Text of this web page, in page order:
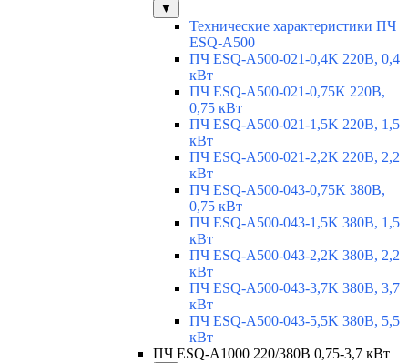
▼
Технические характеристики ПЧ
ESQ-A500
ПЧ ESQ-A500-021-0,4K 220В, 0,4
кВт
ПЧ ESQ-A500-021-0,75K 220В,
0,75 кВт
ПЧ ESQ-A500-021-1,5K 220В, 1,5
кВт
ПЧ ESQ-A500-021-2,2K 220В, 2,2
кВт
ПЧ ESQ-A500-043-0,75K 380В,
0,75 кВт
ПЧ ESQ-A500-043-1,5K 380В, 1,5
кВт
ПЧ ESQ-A500-043-2,2K 380В, 2,2
кВт
ПЧ ESQ-A500-043-3,7K 380В, 3,7
кВт
ПЧ ESQ-A500-043-5,5K 380В, 5,5
кВт
ПЧ ESQ-A1000 220/380В 0,75-3,7 кВт